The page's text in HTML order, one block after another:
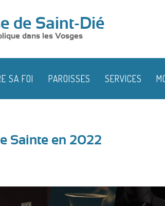
de Saint-Dié
dans les Vosges
SA FOI PAROISSES SERVICES
Sainte en 2022